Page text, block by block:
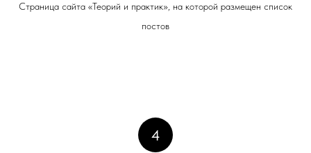
Страница сайта «Теорий и практик», на которой размещен список
постов
4